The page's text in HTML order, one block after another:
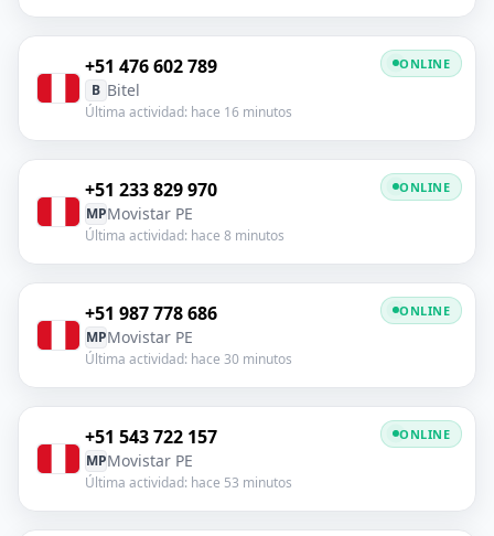
+51 476 602 789
B Bitel
Última actividad: hace 16 minutos
ONLINE
+51 233 829 970
MPMovistar PE
Última actividad: hace 8 minutos
ONLINE
+51 987 778 686
MPMovistar PE
Última actividad: hace 30 minutos
ONLINE
+51 543 722 157
MPMovistar PE
Última actividad: hace 53 minutos
ONLINE